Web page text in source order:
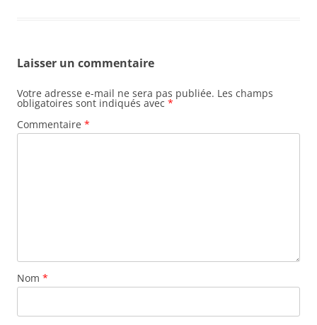
Laisser un commentaire
Votre adresse e-mail ne sera pas publiée. Les champs
obligatoires sont indiqués avec *
Commentaire *
Nom *